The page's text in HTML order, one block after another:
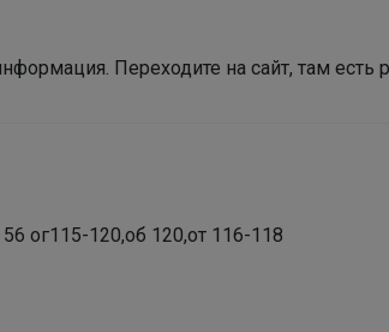
Переходите на сайт, там есть
ог115-120,об 120,от 116-118